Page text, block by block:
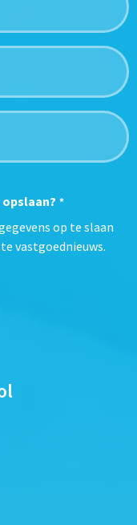
*
op te slaan
vastgoednieuws.